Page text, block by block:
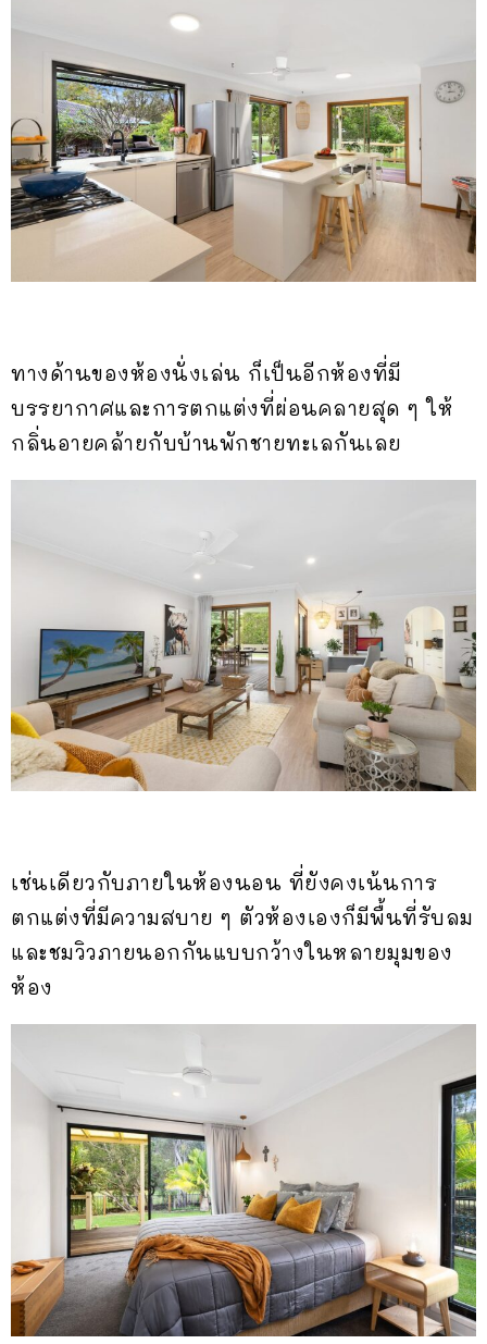
ทางด้านของห้องนั่งเล่น ก็เป็นอีกห้องที่มี
บรรยากาศและการตกแต่งที่ผ่อนคลายสุด ๆ ให้
กลิ่นอายคล้ายกับบ้านพักชายทะเลกันเลย
เช่นเดียวกับภายในห้องนอน ที่ยังคงเน้นการ
ตกแต่งที่มีความสบาย ๆ ตัวห้องเองก็มีพื้นที่รับลม
และชมวิวภายนอกกันแบบกว้างในหลายมุมของ
ห้อง